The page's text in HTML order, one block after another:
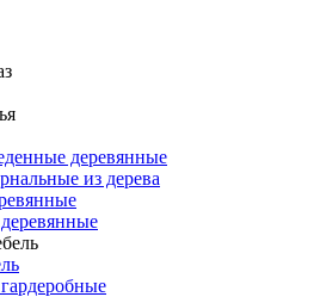
деревянные
из дерева